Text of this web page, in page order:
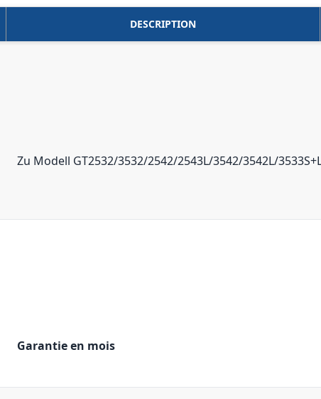
DESCRIPTION
Zu Modell GT2532/3532/2542/2543L/3542/3542L/
Garantie en mois